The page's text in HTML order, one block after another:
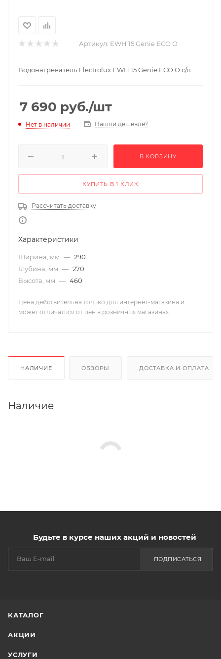
Артикул: EWH 15 Genie ECO O
Водонагреватель Electrolux EWH 15 Genie ECO O с/п
7 690 руб./шт
Нет в наличии Нашли дешевле?
В КОРЗИНУ
КУПИТЬ В 1 КЛИК
Рассчитать доставку
Характеристики
Ширина, мм — 290
Глубина, мм — 270
Высота, мм — 460
Цена действительна только для интернет-магазина и
может отличаться от цен в розничных магазинах
НАЛИЧИЕ ОБЗОРЫ ДОСТАВКА И ОПЛАТА
Наличие
Будьте в курсе наших акций и новостей
ПОДПИСАТЬСЯ
КАТАЛОГ
АКЦИИ
УСЛУГИ